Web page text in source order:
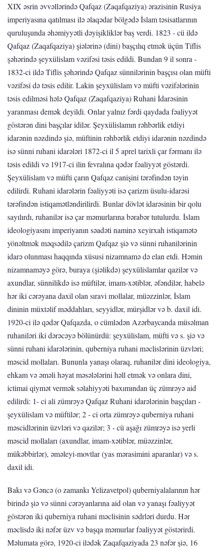
XIX əsrin əvvəllərində Qafqaz (Zaqafqaziya) ərazisinin Rusiya
imperiyasına qatılması ilə əlaqədar bölgədə İslam təsisatlarının
quruluşunda əhəmiyyətli dəyişikliklər baş verdi. 1823 - cü ildə
Qafqaz (Zaqafqaziya) şiələrinə (dini) başçılıq etmək üçün Tiflis
şəhərində şeyxülislam vəzifəsi təsis edildi. Bundan 9 il sonra -
1832-ci ildə Tiflis şəhərində Qafqaz sünnilərinin başçısı olan müfti
vəzifəsi də təsis edilir. Lakin şeyxülislam və müfti vəzifələrinin
təsis edilməsi hələ Qafqaz (Zaqafqaziya) Ruhani İdarəsinin
yaranması demək deyildi. Onlar yalnız fərdi qaydada fəaliyyət
göstərən dini başçılar idilər. Şeyxülislamın rəhbərlik etdiyi
idarənin nəzdində şiə, müftinin rəhbərlik etdiyi idarənin nəzdində
isə sünni ruhani idarələri 1872-ci il 5 aprel tarixli çar fərmanı ilə
təsis edildi və 1917-ci ilin fevralına qədər fəaliyyət göstərdi.
Şeyxülislam və müfti çarın Qafqaz canişini tərəfindən təyin
edilirdi. Ruhani idarələrin fəaliyyəti isə çarizm üsulu-idarəsi
tərəfindən istiqamətləndirilirdi. Bunlar dövlət idarəsinin bir qolu
sayılırdı, ruhanilər isə çar məmurlarına bərabər tutulurdu. İslam
ideologiyasını imperiyanın səadəti naminə xeyirxah istiqamətə
yönəltmək məqsədilə çarizm Qafqaz şiə və sünni ruhanilərinin
idarə olunması haqqında xüsusi nizamnamə də elan etdi. Həmin
nizamnaməyə görə, buraya (şiəlikdə) şeyxülislamlar qazilər və
axundlar, sünnilikdə isə müftilər, imam-xətiblər, əfəndilər, habelə
hər iki cərəyana daxil olan sıravi mollalar, müəzzinlər, İslam
dininin müxtəlif məddahları, seyyidlər, mürşidlər və b. daxil idi.
1920-ci ilə qədər Qafqazda, o cümlədən Azərbaycanda müsəlman
ruhaniləri iki dərəcəyə bölünürdü: şeyxülislam, müfti və s. şiə və
sünni ruhani idarələrinin, quberniya ruhani məclislərinin üzvləri;
məscid mollaları. Bununla yanaşı olaraq, ruhanilər dini ideologiya,
ehkam və əməli həyat məsələlərini həll etmək və onlara dini,
ictimai qiymət vermək səlahiyyəti baxımından üç zümrəyə aid
edilirdi: 1- ci ali zümrəyə Qafqaz Ruhani idarələrinin başçıları -
şeyxülislam və müftilər; 2 - ci orta zümrəyə quberniya ruhani
məscidlərinin üzvləri və qazilər; 3 - cü aşağı zümrəyə isə yerli
məscid mollaları (axundlar, imam-xətiblər, müəzzinlər,
mükəbbirlər), əməleyi-movtlar (yas mərasimini aparanlar) və s.
daxil idi.
Bakı və Gəncə (o zamankı Yelizavetpol) quberniyalalarının hər
birində şiə və sünni cərəyanlarına aid olan və yanaşı fəaliyyət
göstərən iki quberniya ruhani məclisinin sədrləri durdu. Hər
məclisdə iki nəfər üzv və başqa məmurlar fəaliyyət göstərirdi.
Məlumata görə, 1920-ci ilədək Zaqafqaziyada 23 nəfər şiə, 16